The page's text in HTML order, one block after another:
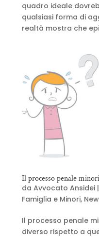
quadro ideale
qualsiasi forma di
realtà mostra che
Il processo penale
da Avvocato Ansidei|
Famiglia e Minori,
Il processo penale
diverso rispetto a